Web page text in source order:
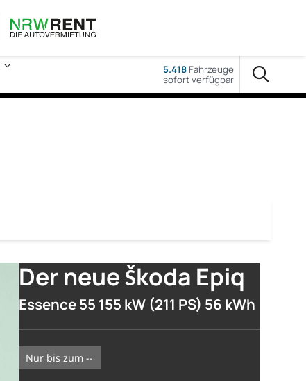
5.418Fahrzeuge
sofort verfügbar
Der neue Škoda Epiq
Essence 55 155 kW (211 PS) 56 kWh
nur bis zum --